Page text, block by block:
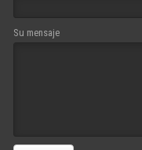
Su mensaje